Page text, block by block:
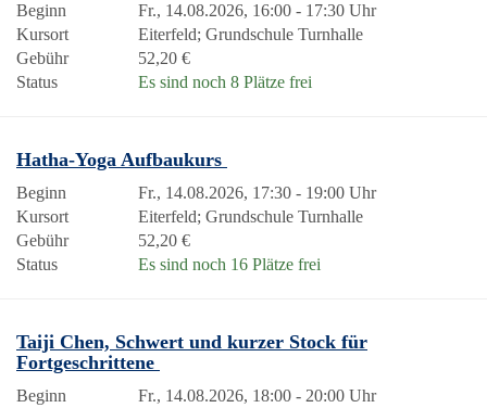
Beginn
Fr., 14.08.2026, 16:00 - 17:30 Uhr
Kursort
Eiterfeld; Grundschule Turnhalle
Gebühr
52,20 €
Status
Es sind noch 8 Plätze frei
Hatha-Yoga Aufbaukurs
Beginn
Fr., 14.08.2026, 17:30 - 19:00 Uhr
Kursort
Eiterfeld; Grundschule Turnhalle
Gebühr
52,20 €
Status
Es sind noch 16 Plätze frei
Taiji Chen, Schwert und kurzer Stock für
Fortgeschrittene
Beginn
Fr., 14.08.2026, 18:00 - 20:00 Uhr